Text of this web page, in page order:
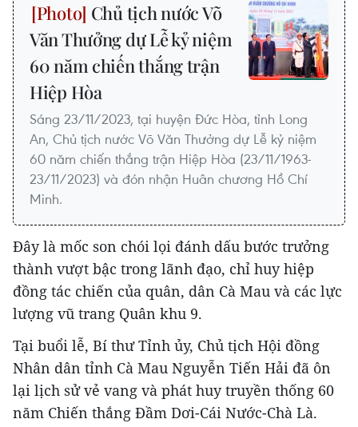
Chủ tịch nước Võ
Văn Thưởng dự Lễ kỷ niệm
60 năm chiến thắng trận
Hiệp Hòa
Sáng 23/11/2023, tại huyện Đức Hòa, tỉnh Long
An, Chủ tịch nước Võ Văn Thưởng dự Lễ kỷ niệm
60 năm chiến thắng trận Hiệp Hòa (23/11/1963-
23/11/2023) và đón nhận Huân chương Hồ Chí
Minh.
Đây là mốc son chói lọi đánh dấu bước trưởng
thành vượt bậc trong lãnh đạo, chỉ huy hiệp
đồng tác chiến của quân, dân Cà Mau và các lực
lượng vũ trang Quân khu 9.
Tại buổi lễ, Bí thư Tỉnh ủy, Chủ tịch Hội đồng
Nhân dân tỉnh Cà Mau Nguyễn Tiến Hải đã ôn
lại lịch sử vẻ vang và phát huy truyền thống 60
năm Chiến thắng Đầm Dơi-Cái Nước-Chà Là.